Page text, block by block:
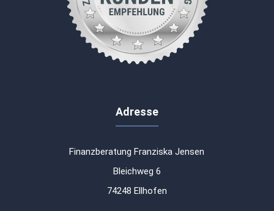
Adresse
Finanzberatung Franziska Jensen
Bleichweg 6
74248 Ellhofen